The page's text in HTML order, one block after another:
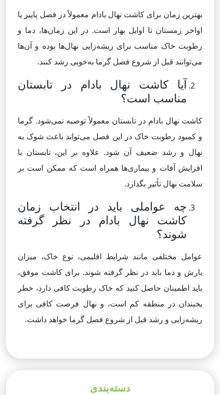
بهترین زمان برای کاشت نهال بادام معمولاً در فصل پاییز یا
اواخر زمستان تا اوایل بهار است. در این زمان‌ها، دما و
رطوبت خاک مناسب برای ریشه‌زایی نهال‌ها بوده و آن‌ها
می‌توانند قبل از شروع فصل گرما به‌خوبی رشد کنند.
آیا کاشت نهال بادام در تابستان
مناسب است؟
کاشت نهال بادام در تابستان معمولاً توصیه نمی‌شود. گرما
و کمبود رطوبت خاک در این فصل می‌تواند باعث شوک به
نهال و رشد ضعیف آن شود. علاوه بر این، تابستان با
افزایش آفات و بیماری‌ها همراه است که ممکن است بر
سلامت نهال تأثیر بگذارد.
چه عواملی باید در انتخاب زمان
کاشت نهال بادام در نظر گرفته
شوند؟
عوامل مختلفی مانند شرایط اقلیمی، نوع خاک، میزان
بارش و دما باید در نظر گرفته شوند. برای کاشت موفق،
باید اطمینان حاصل کنید که خاک رطوبت کافی دارد، خطر
یخبندان در منطقه کم است، و نهال فرصت کافی برای
ریشه‌زایی و رشد قبل از شروع فصل گرما خواهد داشت.
دسته‌بندی